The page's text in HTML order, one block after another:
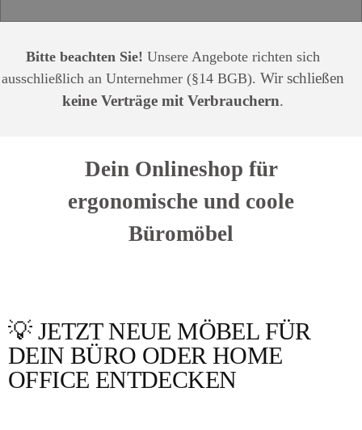
Bitte beachten Sie! Unsere Angebote richten sich
ausschließlich an Unternehmer (§14 BGB). Wir schließen
keine Verträge mit Verbrauchern.
Dein Onlineshop für
ergonomische und coole
Büromöbel
Produktgalerie überspringen
💡 JETZT NEUE MÖBEL FÜR
DEIN BÜRO ODER HOME
OFFICE ENTDECKEN